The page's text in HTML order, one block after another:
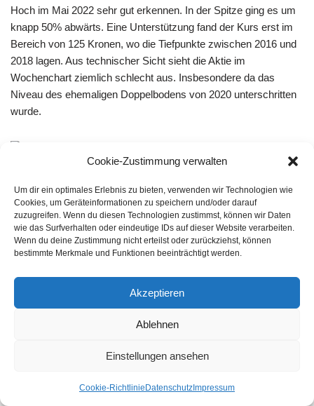
Cookie-Zustimmung verwalten
Um dir ein optimales Erlebnis zu bieten, verwenden wir Technologien wie
Cookies, um Geräteinformationen zu speichern und/oder darauf
zuzugreifen. Wenn du diesen Technologien zustimmst, können wir Daten
wie das Surfverhalten oder eindeutige IDs auf dieser Website verarbeiten.
Wenn du deine Zustimmung nicht erteilst oder zurückziehst, können
bestimmte Merkmale und Funktionen beeinträchtigt werden.
Akzeptieren
Ablehnen
Einstellungen ansehen
Cookie-Richtlinie Datenschutz Impressum
Hoch im Mai 2022 sehr gut erkennen. In der Spitze ging es um
knapp 50% abwärts. Eine Unterstützung fand der Kurs erst im
Bereich von 125 Kronen, wo die Tiefpunkte zwischen 2016 und
2018 lagen. Aus technischer Sicht sieht die Aktie im
Wochenchart ziemlich schlecht aus. Insbesondere da das
Niveau des ehemaligen Doppelbodens von 2020 unterschritten
wurde.
Mowi Aktie im Wochenchart
Tageschart
Auch der Tageschart gibt kein besseres Bild ab. Das Gap bei
170 NOK, das durch den Kurssturz im Oktober gerissen wurde
konnte bislang nicht geschlossen werden. Auch die
Widerstandszone bei 155 NOK konnte nicht mehr nachhaltig
überschritten werden. Am Freitag ging es nach mehreren
gescheiterten Ausbruchsversuchen 4,5% abwärts was ebenfalls
wahrscheinlich, dass es nochmal Richtung 135 NOK
werden, da sonst weitere Kursverluste drohen. Damit sich das